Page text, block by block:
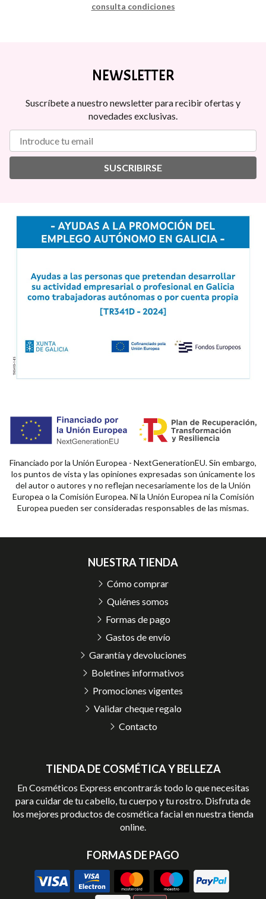
consulta condiciones
NEWSLETTER
Suscríbete a nuestro newsletter para recibir ofertas y
novedades exclusivas.
SUSCRIBIRSE
Financiado por la Unión Europea - NextGenerationEU. Sin embargo,
los puntos de vista y las opiniones expresadas son únicamente los
del autor o autores y no reflejan necesariamente los de la Unión
Europea o la Comisión Europea. Ni la Unión Europea ni la Comisión
Europea pueden ser consideradas responsables de las mismas.
TIENDA DE COSMÉTICA Y BELLEZA
En Cosméticos Express encontrarás todo lo que necesitas
para cuidar de tu cabello, tu cuerpo y tu rostro. Disfruta de
los mejores productos de cosmética facial en nuestra tienda
online.
FORMAS DE PAGO
NUESTRA TIENDA
Cómo comprar
Quiénes somos
Formas de pago
Gastos de envío
Garantía y devoluciones
Boletines informativos
Promociones vigentes
Validar cheque regalo
Contacto